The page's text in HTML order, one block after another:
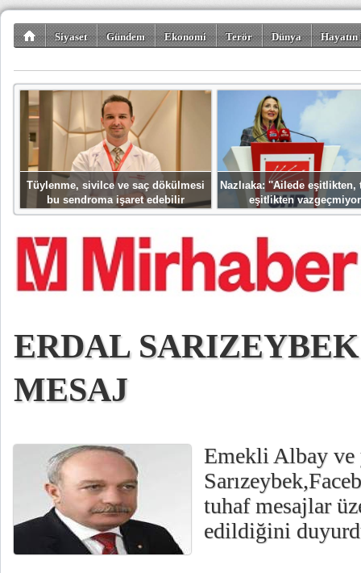
Siyaset Gündem Ekonomi Terör Dünya
Tüylenme, sivilce ve saç dökülmesi
bu sendroma işaret edebilir
Nazlıaka: ''Ailede eşitlikten,
eşitlikten
ERDAL
MESAJ
Emekli Albay ve
tuhaf mesajlar
edildiğini